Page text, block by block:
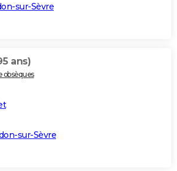
sur-Sèvre
ans)
obsèques
sur-Sèvre